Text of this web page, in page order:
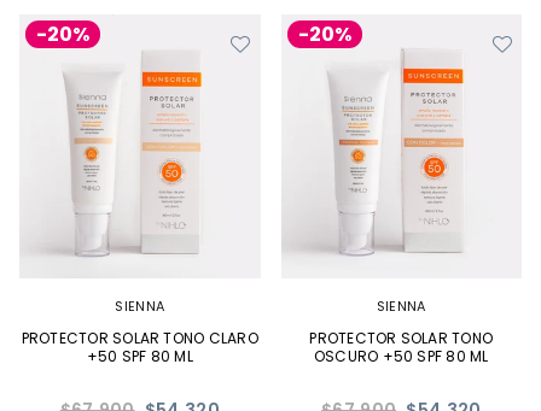
-20%
SIENNA
PROTECTOR SOLAR TONO CLARO
+50 SPF 80 ML
-20%
SIENNA
PROTECTOR SOLAR TONO
OSCURO +50 SPF 80 ML